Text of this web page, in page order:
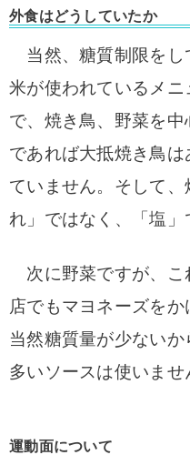
外食はどうしていたか
当然、糖質制限をし
米が使われているメ
で、 焼き 鳥、野菜を
であれば大抵焼き鳥
ていません。そして、
れ」ではなく、「塩」
次に野菜ですが、こ
店でもマヨネーズを
当然糖質量が少ないか
多いソースは使いま
運動面について